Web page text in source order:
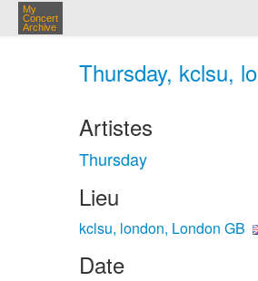
My
Concert
Archive
Thursday, kclsu,
Artistes
Thursday
Lieu
kclsu, london, London GB
Date